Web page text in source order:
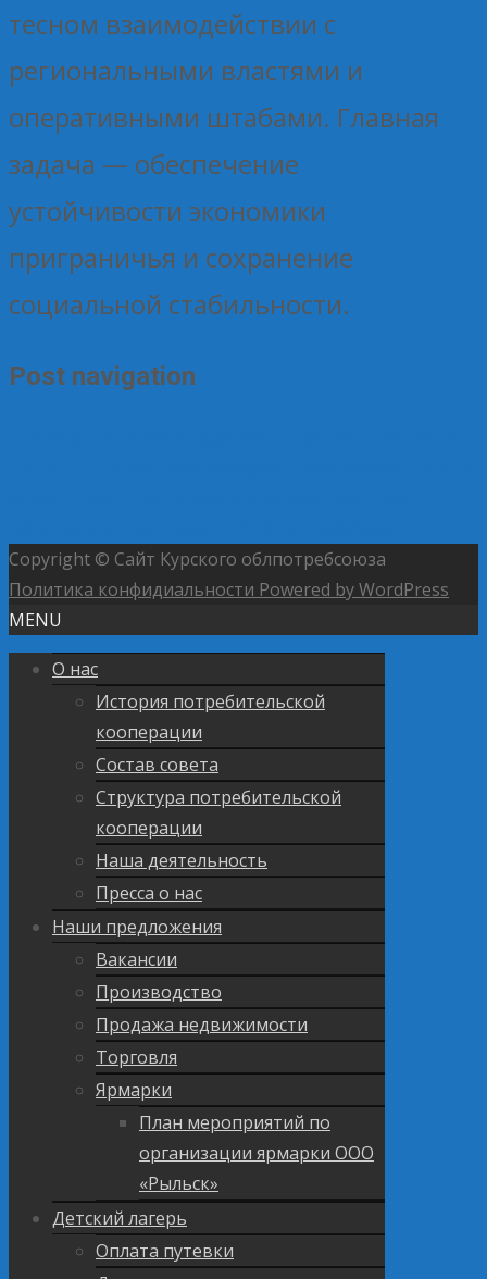
тесном взаимодействии с
региональными властями и
оперативными штабами. Главная
задача — обеспечение
устойчивости экономики
приграничья и сохранение
социальной стабильности.
Post navigation
Copyright © Сайт Курского облпотребсоюза
Политика конфидиальности Powered by WordPress
MENU
О нас
История потребительской
кооперации
Состав совета
Структура потребительской
кооперации
Наша деятельность
Пресса о нас
Наши предложения
Вакансии
Производство
Продажа недвижимости
Торговля
Ярмарки
План мероприятий по
организации ярмарки ООО
«Рыльск»
Детский лагерь
Оплата путевки